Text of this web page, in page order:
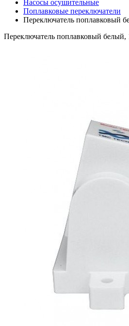
Насосы осушительные
Поплавковые переключатели
Переключатель поплавковый
Переключатель поплавковый белый,